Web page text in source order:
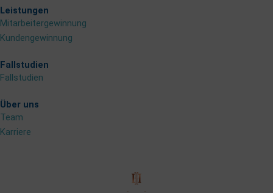
c
e
b
o
s
t
n
Leistungen
Mitarbeitergewinnung
Kundengewinnung
Fallstudien
Fallstudien
Über uns
Team
Karriere